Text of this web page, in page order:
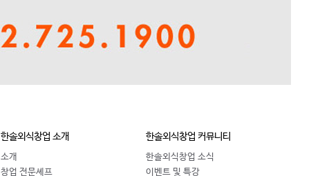
한솔외식창업 소개
소개
창업 전문셰프
한솔외식창업 커뮤니티
한솔외식창업 소식
이벤트 및 특강